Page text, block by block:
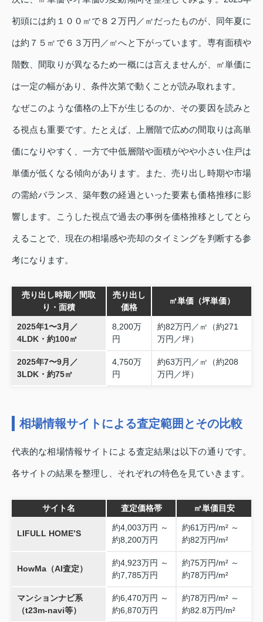
初頭には約１００㎡で８２万円／㎡だったものが、同年夏に
は約７５㎡で６３万円／㎡へと下がっています。専有面積や
階数、間取りが異なるため一概には言えませんが、㎡単価に
は一定の幅があり、条件次第で動くことが読み取れます。
なぜこのような価格の上下が生じるのか、その要因を読みと
る視点も重要です。たとえば、上層階で広めの間取りは高単
価になりやすく、一方で中低層階や面積がやや小さい住戸は
単価が低くなる傾向があります。また、売り出し時期や市場
の需給バランス、築年数の経過といった要素も価格推移に影
響します。こうした視点で過去の事例を価格推移としてとら
えることで、現在の相場感や売却のタイミングを判断する参
考になります。
売り出し時期／間取
り・面積
売り出し
価格
㎡単価（坪単価）
2025年1〜3月／
4LDK・約100㎡
8,200万
円
約82万円／㎡（約271
万円／坪）
2025年7〜9月／
3LDK・約75㎡
4,750万
円
約63万円／㎡（約208
万円／坪）
相場情報サイトによる査定範囲とその比較
代表的な相場情報サイトによる査定結果は以下の通りです。
各サイトの結果を整理し、それぞれの特色を見ていきます。
サイト名 査定価格帯 ㎡単価目安
LIFULL HOME’S
約4,003万円 ～
約8,200万円
約61万円/m² ～
約82万円/m²
HowMa（AI査定）
約4,923万円 ～
約7,785万円
約75万円/m² ～
約78万円/m²
マンションナビ系
（t23m-navi等）
約6,470万円 ～
約6,870万円
約78万円/m² ～
約82.8万円/m²